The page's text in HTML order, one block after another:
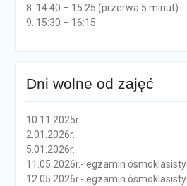
8. 14:40 – 15:25 (przerwa 5 minut)
9. 15:30 – 16:15
Dni wolne od zajęć
10.11.2025r.
2.01.2026r.
5.01.2026r.
11.05.2026r.- egzamin ósmoklasisty
12.05.2026r.- egzamin ósmoklasisty